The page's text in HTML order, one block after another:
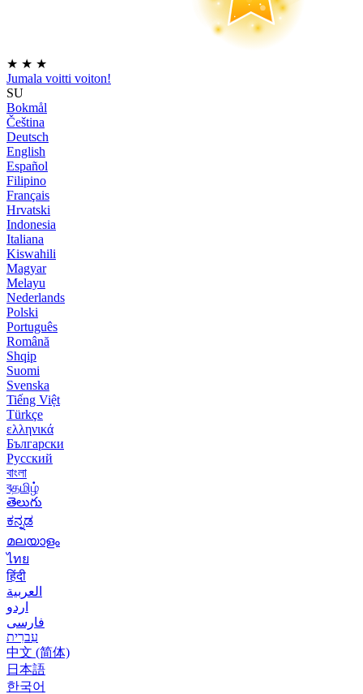
★ ★ ★
Jumala voitti voiton!
SU
Bokmål
Čeština
Deutsch
English
Español
Filipino
Français
Hrvatski
Indonesia
Italiana
Kiswahili
Magyar
Melayu
Nederlands
Polski
Português
Română
Shqip
Suomi
Svenska
Tiếng Việt
Türkçe
ελληνικά
Български
Русский
বাংলা
বதமிழ்
తెలుగు
ಕನ್ನಡ
മലയാളം
ไทย
हिंदी
العربية
اردو
فارسی
עִברִית
中文 (简体)
日本語
한국어